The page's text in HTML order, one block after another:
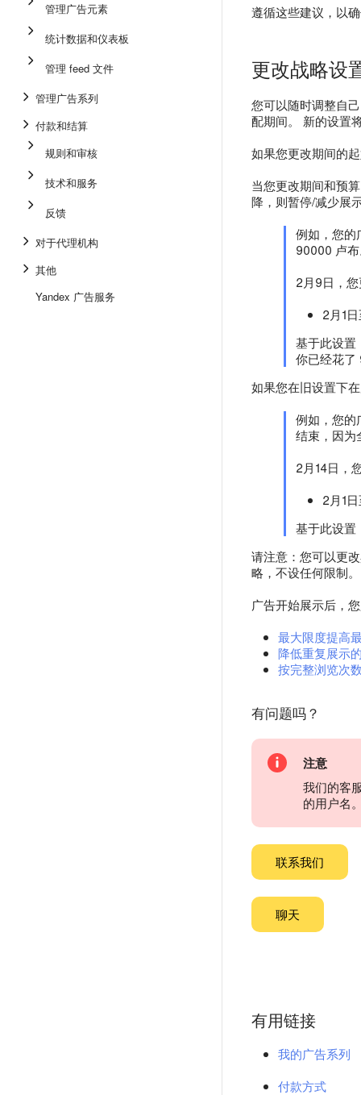
管理广告元素
统计数据和仪表板
管理 feed 文件
管理广告系列
付款和结算
规则和审核
技术和服务
反馈
对于代理机构
其他
Yandex 广告服务
遵循这些建议，以
更改战略设
您可以随时调整自
配期间。 新的设置
如果您更改期间的
当您更改期间和预
降，则暂停/减少展
例如，您的
90000 卢
2月9日，
2月1
基于此设置
你已经花了
如果您在旧设置下
例如，您的
结束，因为
2月14日，
2月1
基于此设置
请注意：您可以更
略，不设任何限制。
广告开始展示后，
最大限度提高
降低重复展示
按完整浏览次
有问题吗？
注意
我们的客
的用户名
联系我们
聊天
有用链接
我的广告系列
付款方式